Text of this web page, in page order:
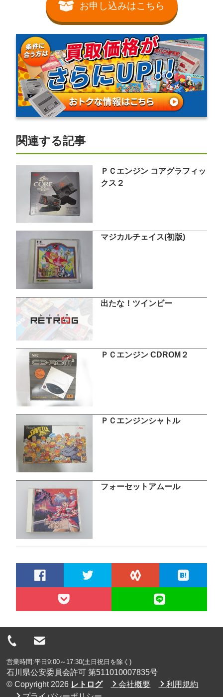
お申し込みはこちら
関連する記事
ＰＣエンジン コアグラフィッ
クス２
マジカルチェイス(初版)
出たな！ツインビー
ＰＣエンジン CDROM２
ＰＣエンジンシャトル
フォーセットアムール
営業時間:平日9:00～17:30(土日祝日を除く)
石川県公安委員会許可 第511010007835号
© Copyright 2026 レトログ 会社概要
利用規約